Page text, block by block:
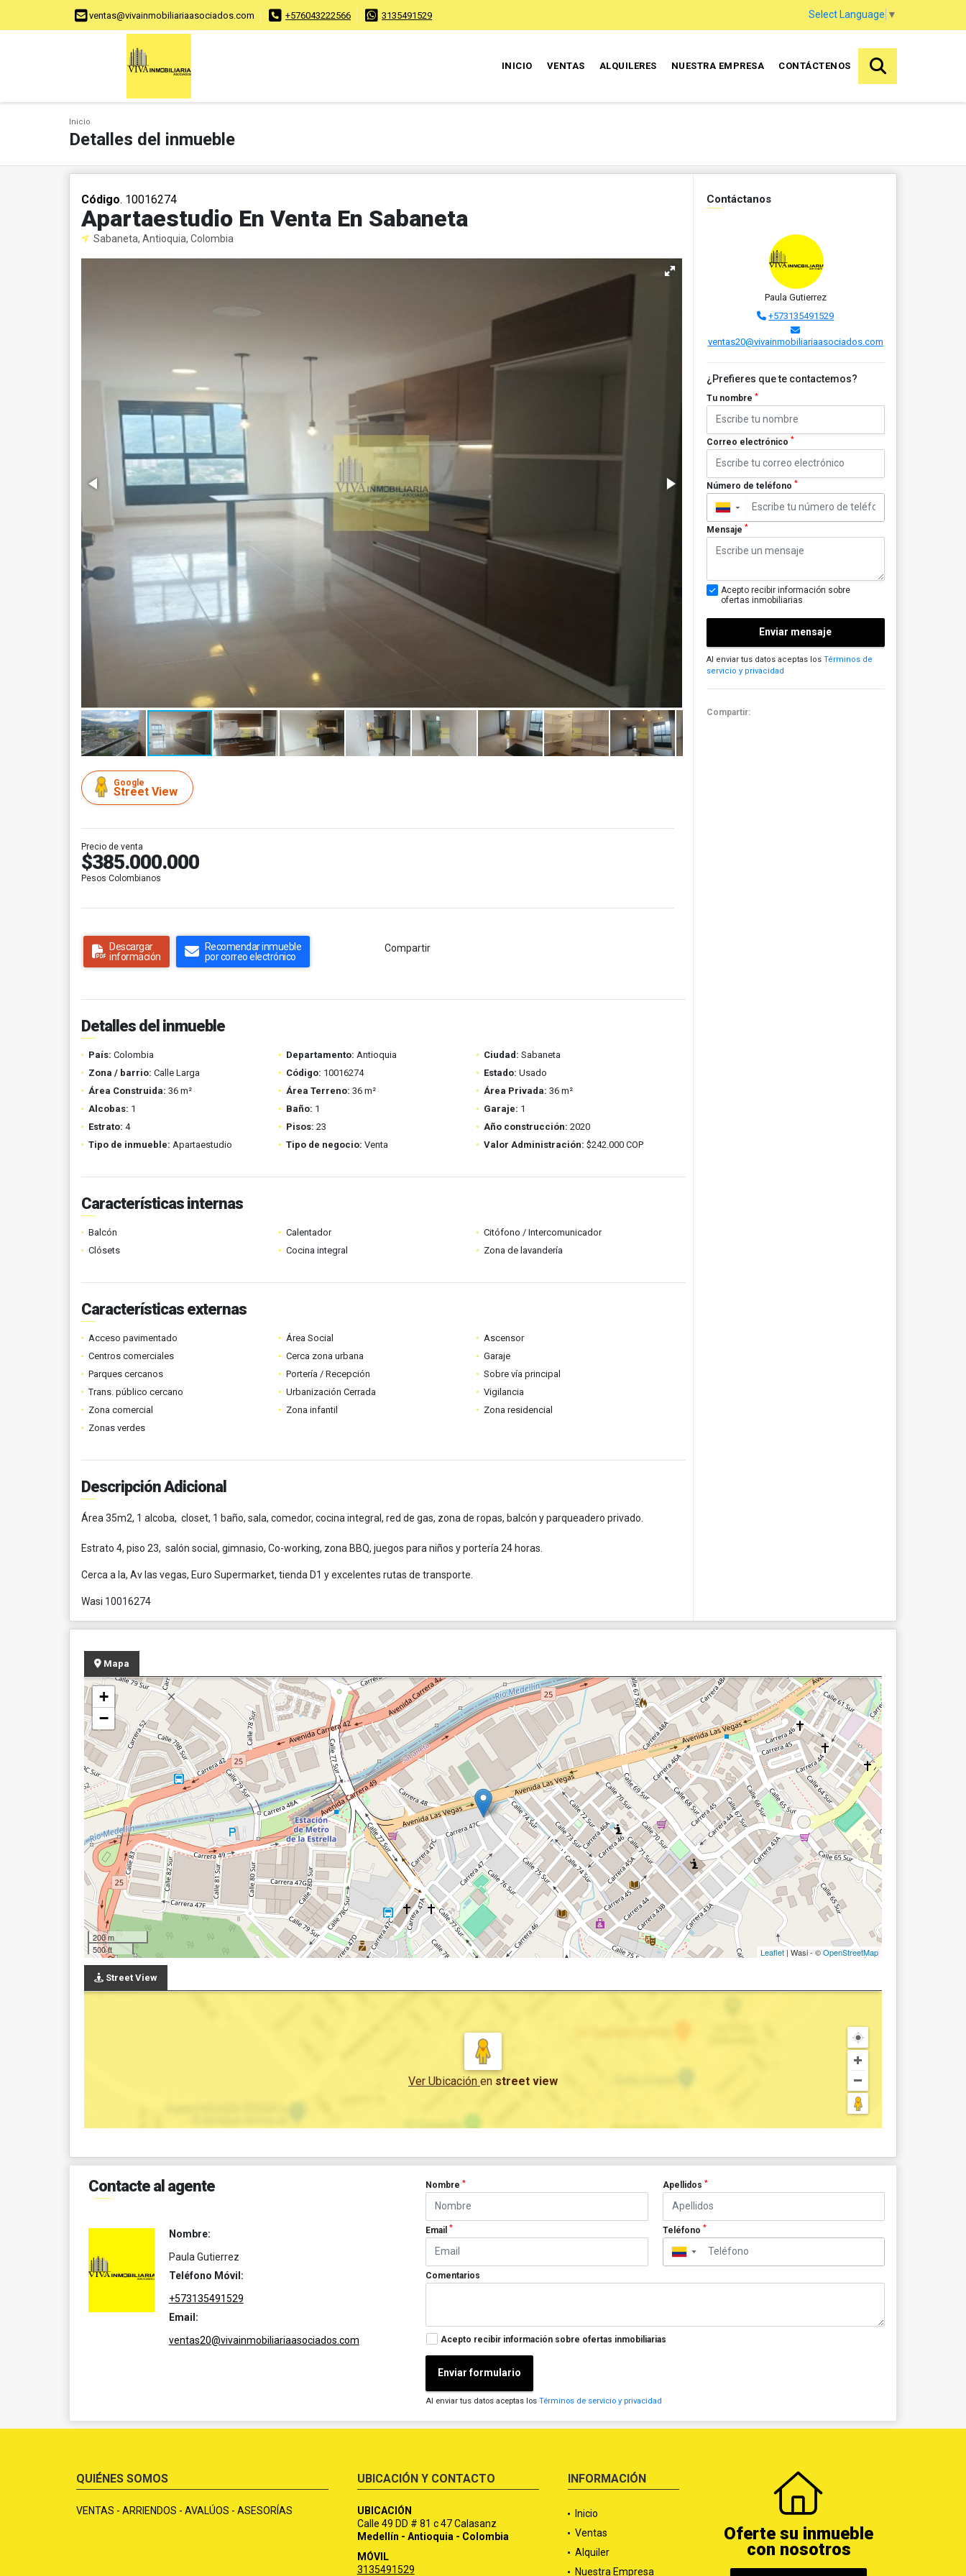
ventas@vivainmobiliariaasociados.com +576043222566 3135491529 Select Language ▼
INICIO VENTAS ALQUILERES NUESTRA EMPRESA CONTÁCTENOS
Inicio
Detalles del inmueble
Código. 10016274
Apartaestudio En Venta En Sabaneta
Sabaneta, Antioquia, Colombia
Google
Street View
Precio de venta
$385.000.000
Pesos Colombianos
Descargar
información
Recomendar inmueble
por correo electrónico
Compartir
Detalles del inmueble
País: Colombia Departamento: Antioquia Ciudad: Sabaneta
Zona / barrio: Calle Larga Código: 10016274 Estado: Usado
Área Construida: 36 m² Área Terreno: 36 m² Área Privada: 36 m²
Alcobas: 1 Baño: 1 Garaje: 1
Estrato: 4 Pisos: 23 Año construcción: 2020
Tipo de inmueble: Apartaestudio Tipo de negocio: Venta Valor Administración: $242.000 COP
Características internas
Balcón Calentador
Citófono / Intercomunicador
Clósets
Cocina integral Zona de lavandería
Características externas
Acceso pavimentado Área Social
Ascensor
Centros comerciales
Cerca zona urbana
Garaje
Parques cercanos
Portería / Recepción
Sobre vía principal
Trans. público cercano
Urbanización Cerrada
Vigilancia
Zona comercial
Zona infantil
Zona residencial
Zonas verdes
Descripción Adicional
Área 35m2, 1 alcoba, closet, 1 baño, sala, comedor, cocina integral, red de gas, zona de ropas, balcón y parqueadero privado.
Estrato 4, piso 23, salón social, gimnasio, Co-working, zona BBQ, juegos para niños y portería 24 horas.
Cerca a la, Av las vegas, Euro Supermarket, tienda D1 y excelentes rutas de transporte.
Wasi 10016274
Contáctanos
Paula Gutierrez
+573135491529
ventas20@vivainmobiliariaasociados.com
¿Prefieres que te contactemos?
Tu nombre *
Correo electrónico *
Número de teléfono *
▼
Mensaje *
Acepto recibir información sobre
ofertas inmobiliarias
Enviar mensaje
Al enviar tus datos aceptas los Términos de
servicio y privacidad
Compartir:
Mapa
+
−
200 m
500 ft
Leaflet | Wasi - ©OpenStreetMap
Street View
Ver Ubicación en street view
Contacte al agente
Nombre:
Paula Gutierrez
Teléfono Móvil:
+573135491529
Email:
ventas20@vivainmobiliariaasociados.com
Nombre* Apellidos *
Email* Teléfono *
▼
Comentarios
Acepto recibir información sobre ofertas inmobiliarias
Enviar formulario
Al enviar tus datos aceptas losTérminos de servicio y privacidad
QUIÉNES SOMOS
VENTAS - ARRIENDOS - AVALÚOS - ASESORÍAS
UBICACIÓN Y CONTACTO
UBICACIÓN
Calle 49 DD # 81 c 47 Calasanz
Medellín - Antioquia - Colombia
MÓVIL
3135491529
INFORMACIÓN
Inicio
Ventas
Alquiler
Nuestra Empresa
Oferte su inmueble
con nosotros